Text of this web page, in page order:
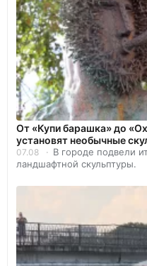
От «Купи барашка» до
установят необычные
07.08
В городе подвели
ландшафтной скульптуры.